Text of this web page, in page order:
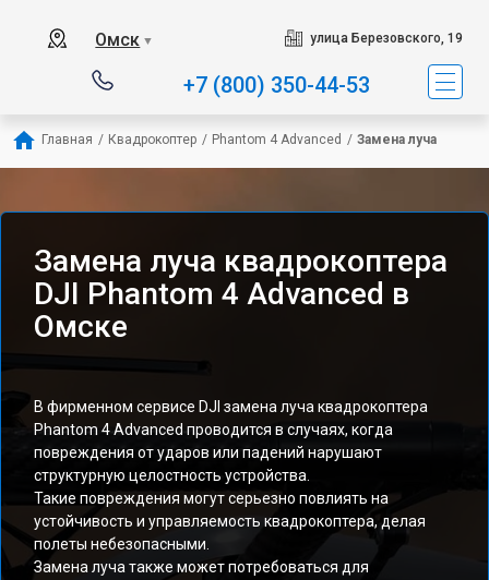
Омск ▼ улица Березовского, 19
+7 (800) 350-44-53
Главная / Квадрокоптер / Phantom 4 Advanced / Замена луча
Замена луча квадрокоптера
DJI Phantom 4 Advanced в
Омске
В фирменном сервисе DJI замена луча квадрокоптера
Phantom 4 Advanced проводится в случаях, когда
повреждения от ударов или падений нарушают
структурную целостность устройства.
Такие повреждения могут серьезно повлиять на
устойчивость и управляемость квадрокоптера, делая
полеты небезопасными.
Замена луча также может потребоваться для